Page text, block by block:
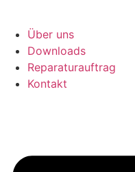
Über uns
Downloads
Reparaturauftrag
Kontakt